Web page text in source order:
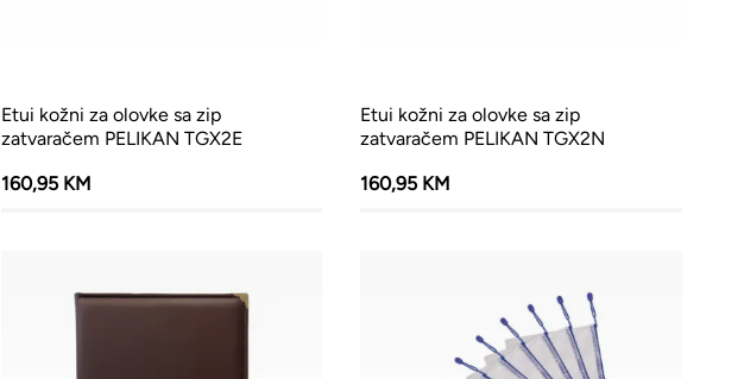
Etui kožni za olovke sa zip
zatvaračem PELIKAN TGX2E
160,95 KM
Etui kožni za olovke sa zip
zatvaračem PELIKAN TGX2N
160,95 KM